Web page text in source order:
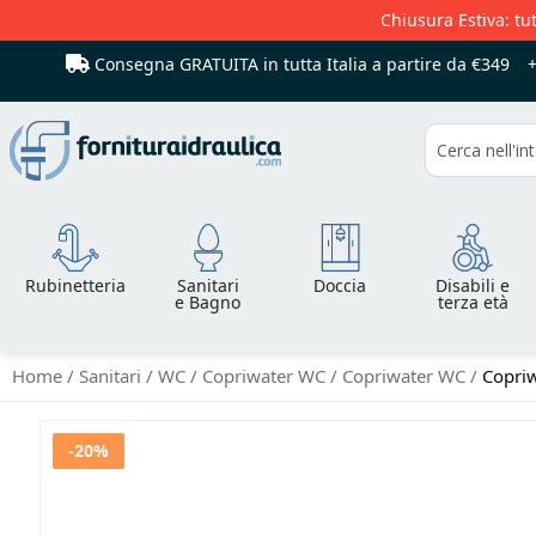
Chiusura Estiva:
Consegna GRATUITA in tutta Italia a partire da €349
Cerca
Rubinetteria Sanitari
e Bagno
Doccia Disabili e
terza età
Home Sanitari WC Copriwater WC Copriwater WC
Vai
-20%